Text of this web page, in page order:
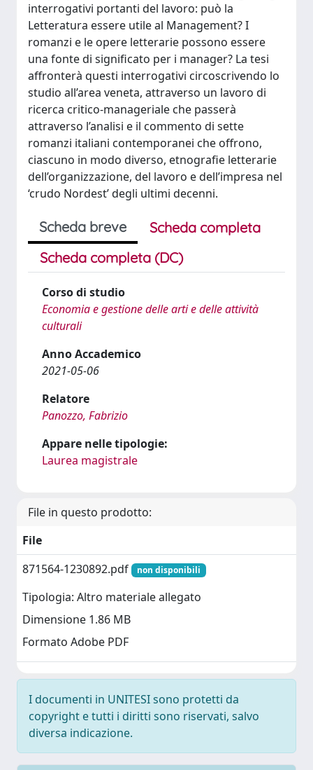
interrogativi portanti del lavoro: può la
Letteratura essere utile al Management? I
romanzi e le opere letterarie possono essere
una fonte di significato per i manager? La tesi
affronterà questi interrogativi circoscrivendo lo
studio all’area veneta, attraverso un lavoro di
ricerca critico-manageriale che passerà
attraverso l’analisi e il commento di sette
romanzi italiani contemporanei che offrono,
ciascuno in modo diverso, etnografie letterarie
dell’organizzazione, del lavoro e dell’impresa nel
‘crudo Nordest’ degli ultimi decenni.
Scheda breve
Scheda completa
Scheda completa (DC)
Corso di studio
Economia e gestione delle arti e delle attività
culturali
Anno Accademico
2021-05-06
Relatore
Panozzo, Fabrizio
Appare nelle tipologie:
Laurea magistrale
File in questo prodotto:
File
871564-1230892.pdf
non disponibili
Tipologia: Altro materiale allegato
Dimensione 1.86 MB
Formato Adobe PDF
I documenti in UNITESI sono protetti da
copyright e tutti i diritti sono riservati, salvo
diversa indicazione.